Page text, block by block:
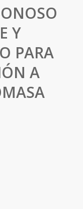
Y
PARA
A